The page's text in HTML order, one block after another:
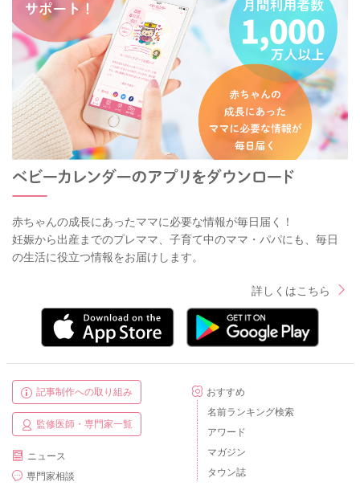
おやつの取り入れ方について、また、小食の対応について私が
監修した記事がありますので、参考にして頂けたら幸いです。
【子どもが偏食になる原因を解説！栄養の不足分はおやつでカ
バー！】
https://baby-calendar.jp/smilenews/detail/14916
【小食について、年代別に見直しポイントやアドバイスを紹
介！】
https://baby-calendar.jp/smilenews/detail/14918
偏食や食べむらの対処の基本は、「決して無理強いしない」
「スプーンで食べさせるよりも、手づかみ食べを進める」「空
腹をつくるためにだらだら食べをせずに、２０～３０分以内に
いことをし始めたら褒め、して欲しくないことは注目しない」
です。
無理なく取り組めそうなところから少しずつ進めてみましょ
う。
赤ちゃんの成長にあったママに必要な情報が毎日届く！
妊娠から出産までのプレママ、子育て中のママ・パパにも、毎日
の生活に役立つ情報をお届けします。
詳しくはこちら
記事制作への取り組み
監修医師・専門家一覧
ニュース
専門家相談
おすすめ
名前ランキング検索
アワード
マガジン
タウン誌